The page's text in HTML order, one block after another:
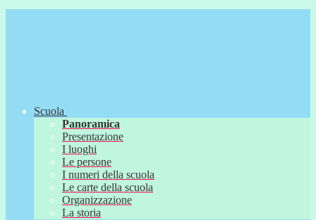
Scuola
Panoramica
Presentazione
I luoghi
Le persone
I numeri della scuola
Le carte della scuola
Organizzazione
La storia